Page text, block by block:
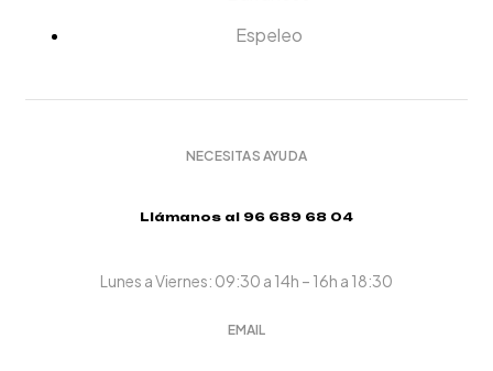
Espeleo
NECESITAS AYUDA
Llámanos al 96 689 68 04
Lunes a Viernes: 09:30 a 14h – 16h a 18:30
EMAIL